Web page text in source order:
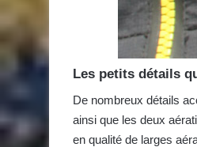
Les petits détails
De nombreux détails
ainsi que les deux
en qualité de larges